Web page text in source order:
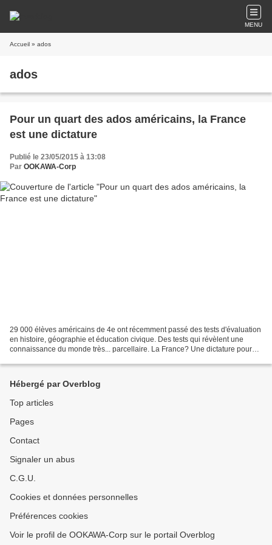
MENU
Accueil » ados
ados
Pour un quart des ados américains, la France
est une dictature
Publié le 23/05/2015 à 13:08
Par OOKAWA-Corp
29 000 élèves américains de 4e ont récemment passé des tests d'évaluation
en histoire, géographie et éducation civique. Des tests qui révèlent une
connaissance du monde très... parcellaire. La France? Une dictature pour
Hébergé par Overblog
Top articles
Pages
Contact
Signaler un abus
C.G.U.
Cookies et données personnelles
Préférences cookies
Voir le profil de OOKAWA-Corp sur le portail Overblog